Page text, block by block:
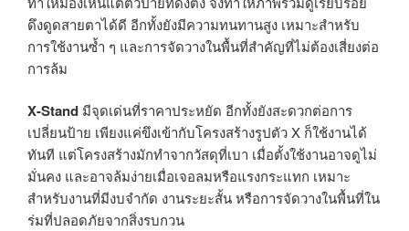
ดึงดูดสายตาได้ดี อีกทั้งยังมีความทนทานสูง เหมาะสำหรับ
การใช้งานซ้ำ ๆ และการจัดวางในพื้นที่สำคัญที่ไม่ต้องเสี่ยงต่อ
การล้ม
X-Stand มีจุดเด่นที่ราคาประหยัด อีกทั้งยังสะดวกต่อการ
เปลี่ยนป้าย เพียงแค่ขึงเข้ากับโครงสร้างรูปตัว X ก็ใช้งานได้
ทันที แต่โครงสร้างมักทำจากวัสดุที่เบา เมื่อตั้งใช้งานอาจดูไม่
มั่นคง และอาจล้มง่ายเมื่อเจอลมหรือแรงกระแทก เหมาะ
สำหรับงานที่มีงบจำกัด งานระยะสั้น หรือการจัดวางในพื้นที่ใน
ร่มที่ปลอดภัยจากสิ่งรบกวน